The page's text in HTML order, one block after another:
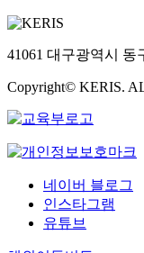
41061 대구광역시 동
Copyright© KERIS.
네이버 블로그
인스타그램
유튜브